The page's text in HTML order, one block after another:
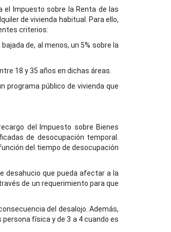
el Impuesto sobre la Renta de las
de vivienda habitual. Para ello,
criterios:
de, al menos, un 5% sobre la
18 y 35 años en dichas áreas.
programa público de vivienda que
del Impuesto sobre Bienes
de desocupación temporal.
del tiempo de desocupación
desahucio que pueda afectar a la
de un requerimiento para que
del desalojo. Además,
física y de 3 a 4 cuando es